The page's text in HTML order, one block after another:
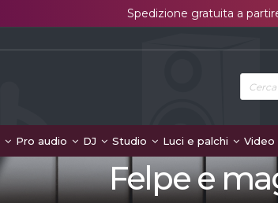
Spedizione gratuita a
Pro audio DJ Studio Luci e palchi Video
Felpe e